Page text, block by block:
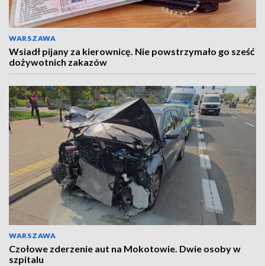
WARSZAWA
Wsiadł pijany za kierownicę. Nie powstrzymało go sześć
dożywotnich zakazów
WARSZAWA
Czołowe zderzenie aut na Mokotowie. Dwie osoby w
szpitalu